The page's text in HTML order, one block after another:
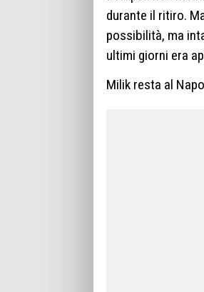
durante il ritiro.
possibilità, ma
ultimi giorni era
Milik resta al